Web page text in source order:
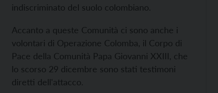
indiscriminato del suolo colombiano.
Accanto a queste Comunità ci sono anche i
volontari di Operazione Colomba, il Corpo di
Pace della Comunità Papa Giovanni XXIII, che
lo scorso 29 dicembre sono stati testimoni
diretti dell'attacco.